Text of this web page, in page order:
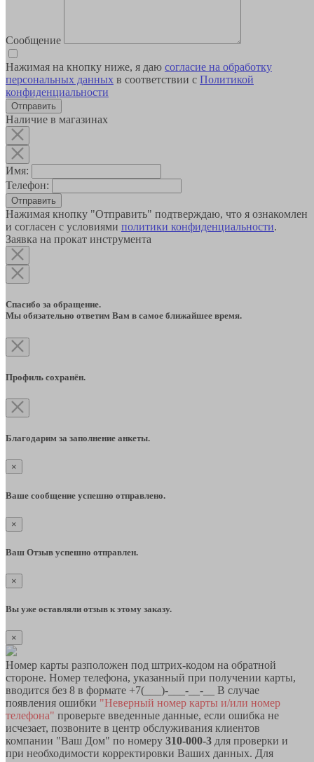
Сообщение
Нажимая на кнопку ниже, я даю согласие на обработку
персональных данных в соответствии с Политикой
конфиденциальности
Наличие в магазинах
Имя:
Телефон:
Отправить
Нажимая кнопку "Отправить" подтверждаю, что я ознакомлен
и согласен с условиями политики конфиденциальности.
Заявка на прокат инструмента
Спасибо за обращение.
Мы обязательно ответим Вам в самое ближайшее время.
Профиль сохранён.
Благодарим за заполнение анкеты.
×
Ваше сообщение успешно отправлено.
×
Ваш Отзыв успешно отправлен.
×
Вы уже оставляли отзыв к этому заказу.
×
Номер карты разположен под штрих-кодом на обратной
стороне. Номер телефона, указанный при получении карты,
вводится без 8 в формате +7(___)-___-__-__ В случае
появления ошибки "Неверный номер карты и/или номер
телефона" проверьте введенные данные, если ошибка не
исчезает, позвоните в центр обслуживания клиентов
компании "Ваш Дом" по номеру 310-000-3 для проверки и
при необходимости корректировки Ваших данных. Для